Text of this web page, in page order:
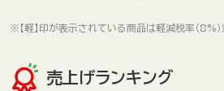
※【軽】印が表示されている商品は軽減税率（8%）
売上げランキング